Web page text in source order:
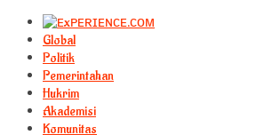
Global
Politik
Pemerintahan
Hukrim
Akademisi
Komunitas